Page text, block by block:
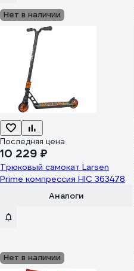
Нет в наличии
Последняя цена
10 229 ₽
Трюковый самокат Larsen
Prime компрессия HIC 363478
Аналоги
Нет в наличии